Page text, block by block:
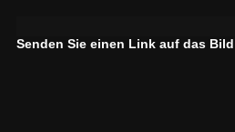
Senden Sie einen Link auf das